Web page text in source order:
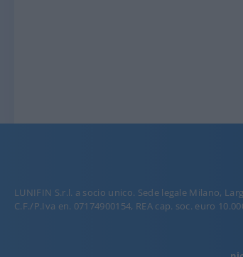
LUNIFIN S.r.l. a socio unico. Sede legale Milano,
C.F./P.Iva en. 07174900154, REA cap. soc. euro